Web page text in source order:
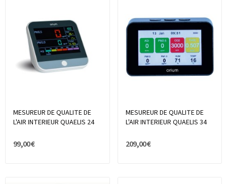
MESUREUR DE QUALITE DE
L'AIR INTERIEUR QUAELIS 24
99,00 €
MESUREUR DE QUALITE DE
L'AIR INTERIEUR QUAELIS 34
209,00 €